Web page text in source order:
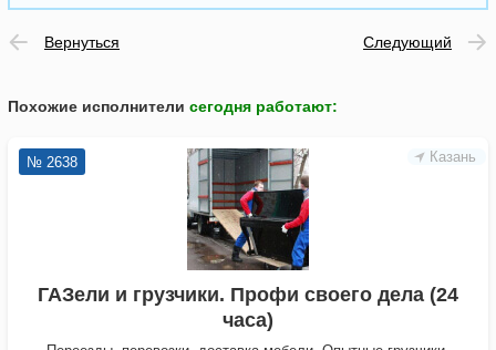
Вернуться Следующий
Похожие исполнители сегодня работают:
Казань
№ 2638
ГАЗели и грузчики. Профи своего дела (24
часа)